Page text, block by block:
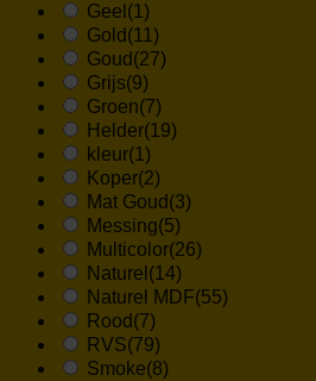
Geel (1)
Gold (11)
Goud (27)
Grijs(9)
Groen(7)
Helder(19)
kleur(1)
Koper(2)
Mat Goud (3)
Messing(5)
Multicolor(26)
Naturel (14)
Naturel MDF(55)
Rood (7)
RVS(79)
Smoke(8)